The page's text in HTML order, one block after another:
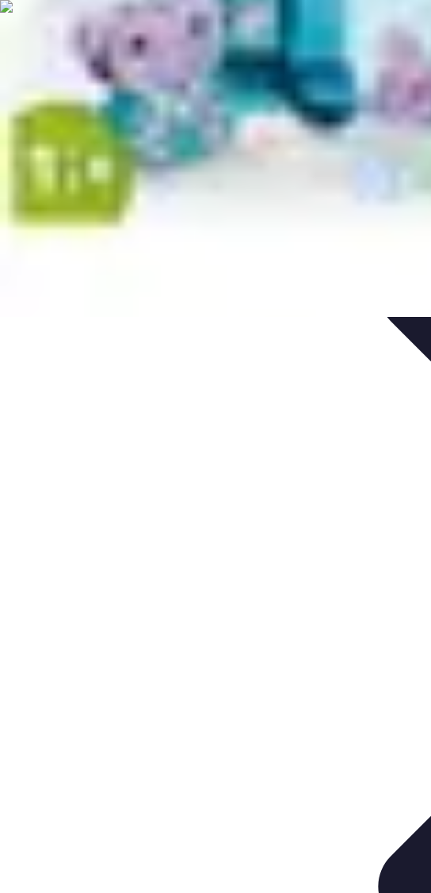
Rituels Coréens
Purification et Bien-être
Bien-êtreRituels et Succès
Rituels Coréens